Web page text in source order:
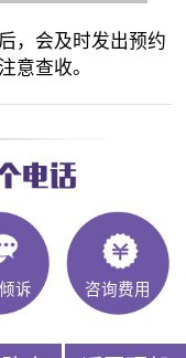
，会及时发出预约
意查收。
诉 咨询费用